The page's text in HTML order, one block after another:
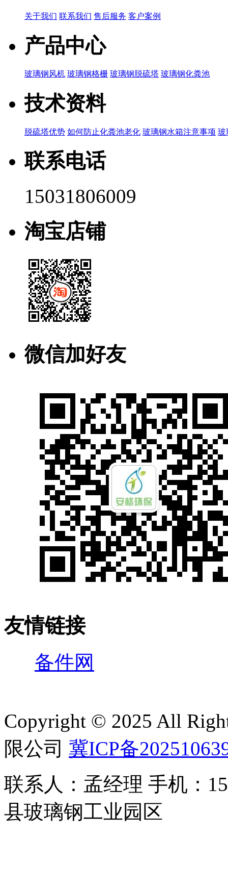
关于我们 联系我们 售后服务 客户案例
产品中心
玻璃钢风机 玻璃钢格栅 玻璃钢脱硫塔 玻璃钢化粪池
技术资料
脱硫塔优势 如何防止化粪池老化 玻璃钢水箱注意事项 玻
联系电话
15031806009
淘宝店铺
微信加好友
友情链接
备件网
Copyright © 2025 All
限公司 冀ICP备
联系人：孟经理 手机：
县玻璃钢工业园区